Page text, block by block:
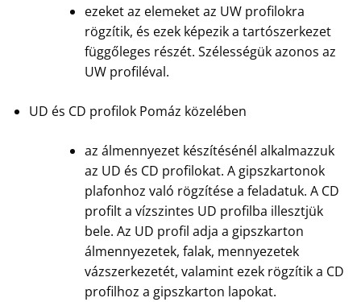
ezeket az elemeket az UW profilokra
rögzítik, és ezek képezik a tartószerkezet
függőleges részét. Szélességük azonos az
UW profiléval.
UD és CD profilok Pomáz közelében
az álmennyezet készítésénél alkalmazzuk
az UD és CD profilokat. A gipszkartonok
plafonhoz való rögzítése a feladatuk. A CD
profilt a vízszintes UD profilba illesztjük
bele. Az UD profil adja a gipszkarton
álmennyezetek, falak, mennyezetek
vázszerkezetét, valamint ezek rögzítik a CD
profilhoz a gipszkarton lapokat.